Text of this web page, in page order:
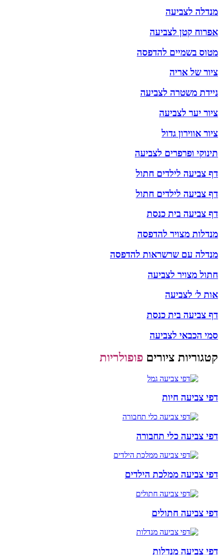
מנדלה לצביעה
אפרוח קטן לצביעה
מטוס בשמיים להדפסה
ציור של אריה
ניידת משטרה לצביעה
ציור יער לצביעה
ציור אווירון גדול
תינוקי ופרפרים לצביעה
דף צביעה לילדים חתול
דף צביעה לילדים חתול
דף צביעה בית כנסת
מנדלות מצויר להדפסה
מנדלה עם שרשראות להדפסה
חתול מצויר לצביעה
אות ל׳ לצביעה
דף צביעה בית כנסת
סמי הכבאי לצביעה
קטגוריות ציורים פופולריות
דפי צביעה חיות
דפי צביעה כלי תחבורה
דפי צביעה ממלכת הילדים
דפי צביעה חתולים
דפי צביעה מנדלות